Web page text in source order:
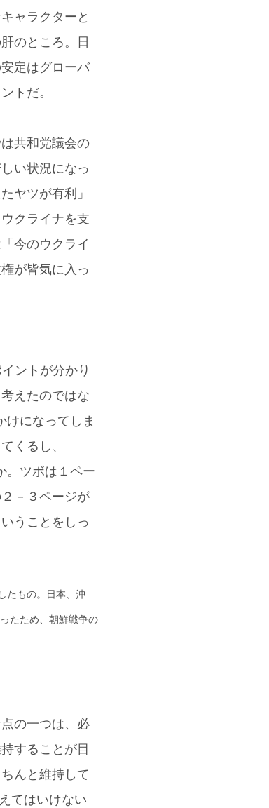
ャラクターと
のところ。日
定はグローバ
トだ。
共和党議会の
い状況になっ
ヤツが有利」
クライナを支
今のウクライ
が皆気に入っ
ントが分かり
えたのではな
けになってしま
くるし、
。ツボは１ペー
－３ページが
うことをしっ
たもの。日本、沖
たため、朝鮮戦争の
の一つは、必
することが目
んと維持して
てはいけない